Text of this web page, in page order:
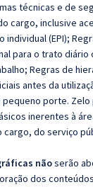
técnicas e de
cargo, inclusive
(EPI);
para o trato diário
Regras de
antes da
pequeno porte.
inerentes à
cargo, do serviço
nãoserão
dos